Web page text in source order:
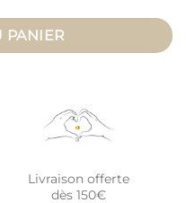
PANIER
Livraison offerte
dès 150€